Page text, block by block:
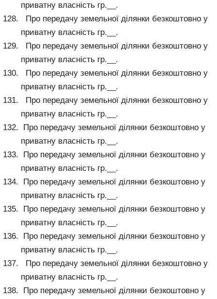
приватну власність гр.__.
Про передачу земельної ділянки безкоштовно у
приватну власність гр.__.
Про передачу земельної ділянки безкоштовно у
приватну власність гр.__.
Про передачу земельної ділянки безкоштовно у
приватну власність гр.__.
Про передачу земельної ділянки безкоштовно у
приватну власність гр.__.
Про передачу земельної ділянки безкоштовно у
приватну власність гр.__.
Про передачу земельної ділянки безкоштовно у
приватну власність гр.__.
Про передачу земельної ділянки безкоштовно у
приватну власність гр.__.
Про передачу земельної ділянки безкоштовно у
приватну власність гр.__.
Про передачу земельної ділянки безкоштовно у
приватну власність гр.__.
Про передачу земельної ділянки безкоштовно у
приватну власність гр.__.
Про передачу земельної ділянки безкоштовно у